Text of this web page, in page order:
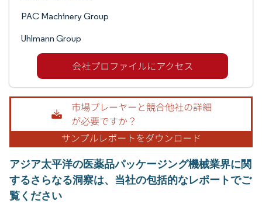
PAC Machinery Group
Uhlmann Group
アジア太平洋の医薬品パッケージング機械業界に関
するさらなる洞察は、当社の包括的なレポートでご
覧ください